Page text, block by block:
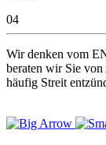
04
Wir denken vom
beraten wir Sie
häufig Streit